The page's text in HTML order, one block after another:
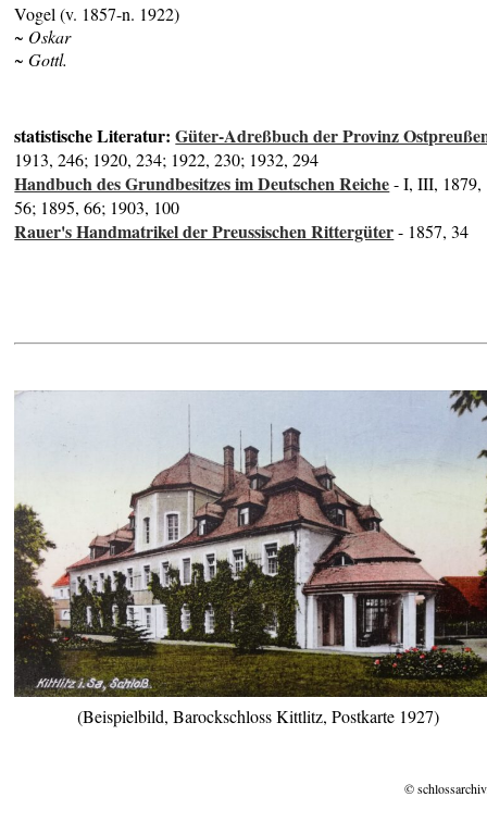
Vogel (v. 1857-n. 1922)
~ Oskar
~ Gottl.
statistische Literatur:Güter-Adreßbuch der Provinz
1913, 246; 1920, 234; 1922, 230; 1932, 294
Handbuch des Grundbesitzes im Deutschen Reiche- I, III, 1879,
56; 1895, 66; 1903, 100
Rauer's Handmatrikel der Preussischen Rittergüter- 1857, 34
(Beispielbild, Barockschloss Kittlitz, Postkarte 1927)
©